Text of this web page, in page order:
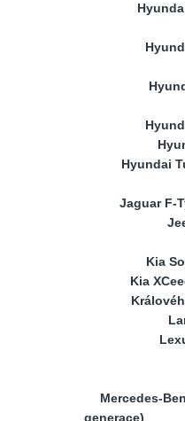
Hyundai
Jaguar F-
Kia
Kia
Mercedes-
generace)